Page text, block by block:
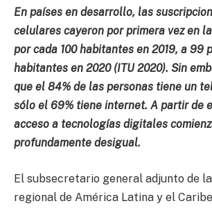
En países en desarrollo, las
celulares cayeron por primera vez en
por cada 100 habitantes en 2019, a 99
habitantes en 2020 (ITU 2020). Sin
que el 84% de las personas tiene un
sólo el 69% tiene internet. A partir de
acceso a tecnologías digitales
profundamente desigual.
El subsecretario general adjunto de
regional de América Latina y el